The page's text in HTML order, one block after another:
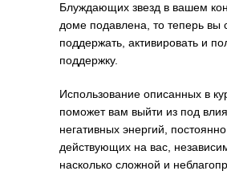
Блуждающих звезд в вашем
доме подавлена, то теперь вы
поддержать, активировать и
поддержку.
Использование описанных в
поможет вам выйти из под
негативных энергий, постоянно
действующих на вас,
насколько сложной и